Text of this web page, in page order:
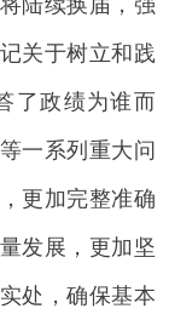
关于树立和践
了政绩为谁而
一系列重大问
更加完整准确
发展，更加坚
处，确保基本